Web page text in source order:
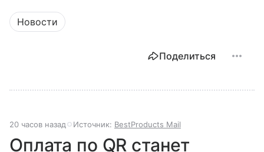
Новости
Поделиться
20 часов назад Источник: BestProducts Mail
Оплата по QR станет